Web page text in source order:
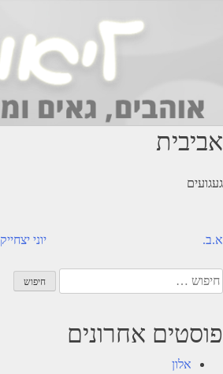
אביבית
געגועים
ניווט יוני יצחייק א.ב.
חיפוש:
פוסטים אחרונים
אלון